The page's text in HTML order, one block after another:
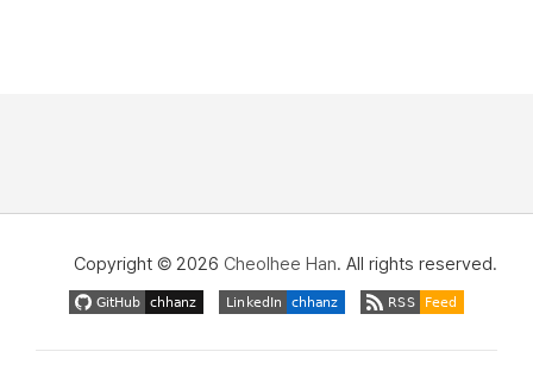
Copyright © 2026 Cheolhee Han. All rights reserved.